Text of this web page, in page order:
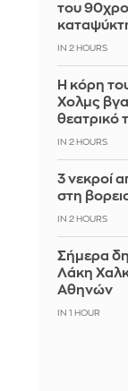
του
IN 2 HOURS
Η κόρη
Χολμς
θεατρικό
IN 2 HOURS
3 νεκροί
στη
IN 2 HOURS
Σήμερα
Λάκη
Αθηνών
IN 1 HOUR